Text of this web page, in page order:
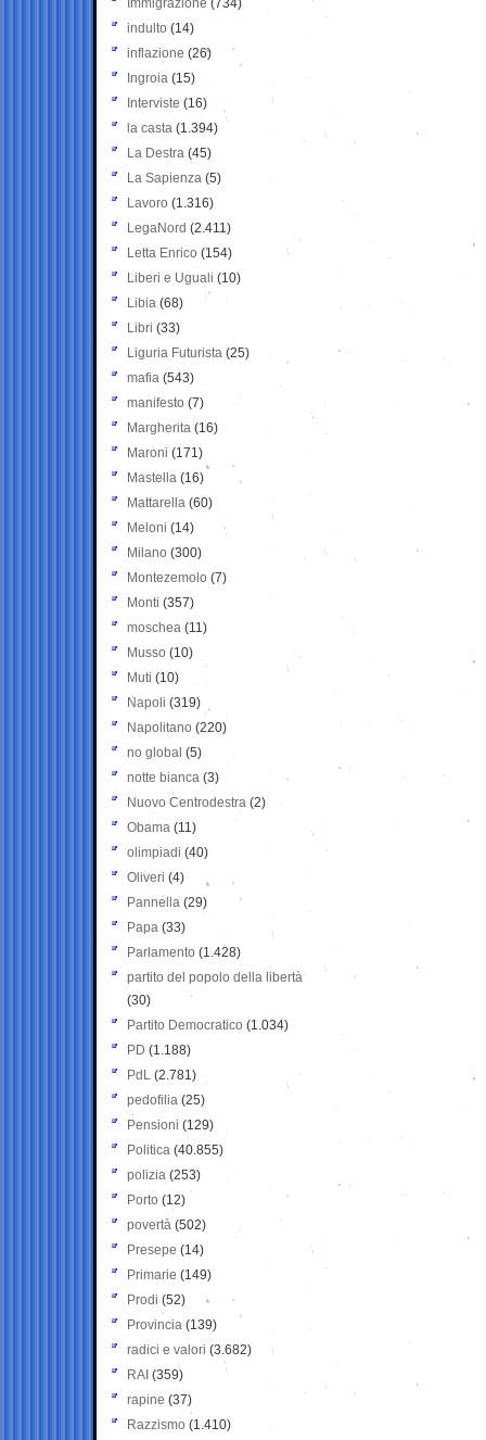
Immigrazione (734)
indulto (14)
inflazione (26)
Ingroia (15)
Interviste (16)
la casta (1.394)
La Destra (45)
La Sapienza (5)
Lavoro (1.316)
LegaNord (2.411)
Letta Enrico (154)
Liberi e Uguali (10)
Libia (68)
Libri (33)
Liguria Futurista (25)
mafia (543)
manifesto (7)
Margherita (16)
Maroni (171)
Mastella (16)
Mattarella (60)
Meloni (14)
Milano (300)
Montezemolo (7)
Monti (357)
moschea (11)
Musso (10)
Muti (10)
Napoli (319)
Napolitano (220)
no global (5)
notte bianca (3)
Nuovo Centrodestra (2)
Obama (11)
olimpiadi (40)
Oliveri (4)
Pannella (29)
Papa (33)
Parlamento (1.428)
partito del popolo della libertà
(30)
Partito Democratico (1.034)
PD (1.188)
PdL (2.781)
pedofilia (25)
Pensioni (129)
Politica (40.855)
polizia (253)
Porto (12)
povertà (502)
Presepe (14)
Primarie (149)
Prodi (52)
Provincia (139)
radici e valori (3.682)
RAI (359)
rapine (37)
Razzismo (1.410)